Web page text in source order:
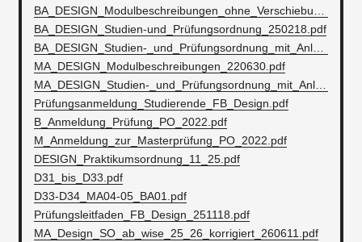
BA_DESIGN_Modulbeschreibungen_ohne_Verschiebung_Prototyping_250429.pdf
BA_DESIGN_Studien-und_Prüfungsordnung_250218.pdf
BA_DESIGN_Studien-_und_Prüfungsordnung_mit_Anlagen.pdf
MA_DESIGN_Modulbeschreibungen_220630.pdf
MA_DESIGN_Studien-_und_Prüfungsordnung_mit_Anlagen.pdf
Prüfungsanmeldung_Studierende_FB_Design.pdf
B_Anmeldung_Prüfung_PO_2022.pdf
M_Anmeldung_zur_Masterprüfung_PO_2022.pdf
DESIGN_Praktikumsordnung_11_25.pdf
D31_bis_D33.pdf
D33-D34_MA04-05_BA01.pdf
Prüfungsleitfaden_FB_Design_251118.pdf
MA_Design_SO_ab_wise_25_26_korrigiert_260611.pdf